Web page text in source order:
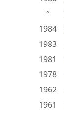
″
1984
1983
1981
1978
1962
1961